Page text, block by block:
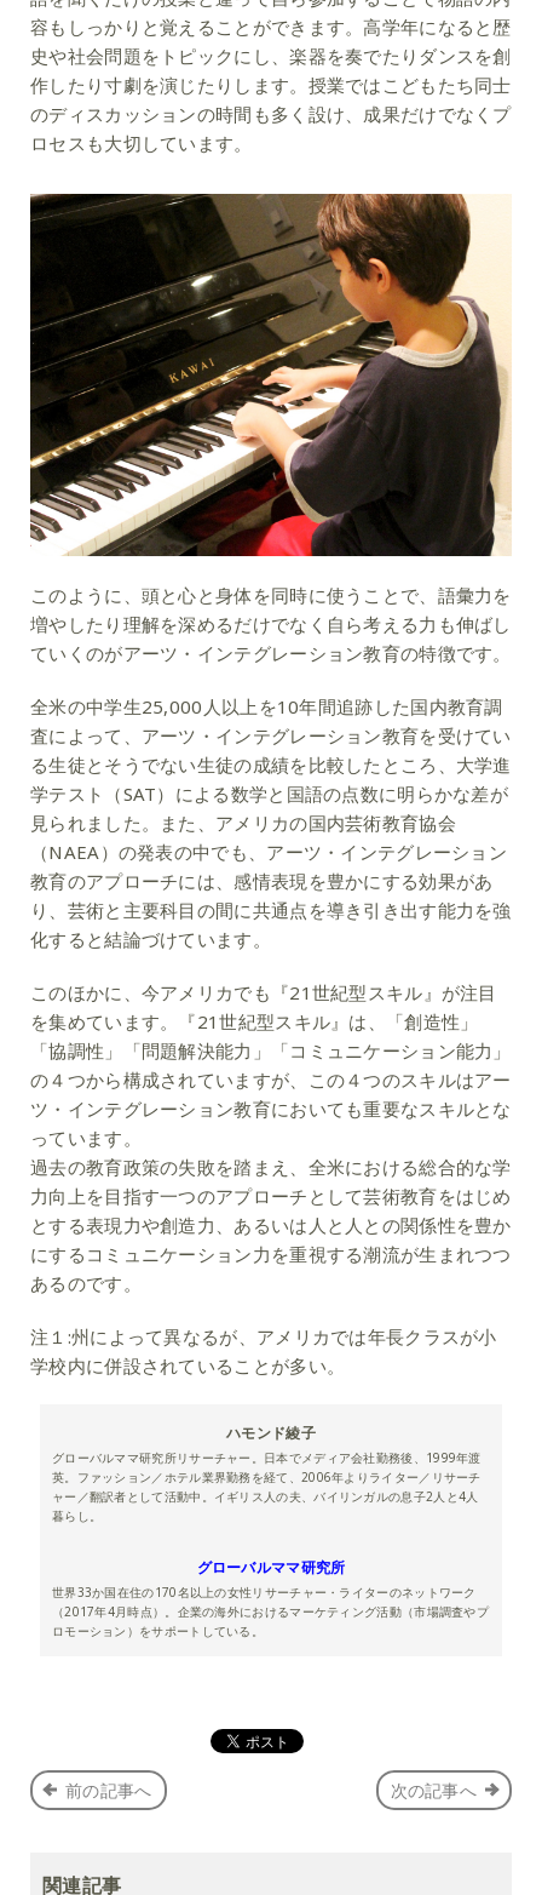
容もしっかりと覚えることができます。高学年になると歴
史や社会問題をトピックにし、楽器を奏でたりダンスを創
作したり寸劇を演じたりします。授業ではこどもたち同士
のディスカッションの時間も多く設け、成果だけでなくプ
ロセスも大切しています。
このように、頭と心と身体を同時に使うことで、語彙力を
増やしたり理解を深めるだけでなく自ら考える力も伸ばし
ていくのがアーツ・インテグレーション教育の特徴です。
全米の中学生25,000人以上を10年間追跡した国内教育調
査によって、アーツ・インテグレーション教育を受けてい
る生徒とそうでない生徒の成績を比較したところ、大学進
学テスト（SAT）による数学と国語の点数に明らかな差が
見られました。また、アメリカの国内芸術教育協会
（NAEA）の発表の中でも、アーツ・インテグレーション
教育のアプローチには、感情表現を豊かにする効果があ
り、芸術と主要科目の間に共通点を導き引き出す能力を強
化すると結論づけています。
このほかに、今アメリカでも『21世紀型スキル』が注目
を集めています。『21世紀型スキル』は、「創造性」
「協調性」「問題解決能力」「コミュニケーション能力」
の４つから構成されていますが、この４つのスキルはアー
ツ・インテグレーション教育においても重要なスキルとな
っています。
過去の教育政策の失敗を踏まえ、全米における総合的な学
力向上を目指す一つのアプローチとして芸術教育をはじめ
とする表現力や創造力、あるいは人と人との関係性を豊か
にするコミュニケーション力を重視する潮流が生まれつつ
あるのです。
注１:州によって異なるが、アメリカでは年長クラスが小
学校内に併設されていることが多い。
ハモンド綾子
グローバルママ研究所リサーチャー。日本でメディア会社勤務後、1999年渡
英。ファッション／ホテル業界勤務を経て、2006年よりライター／リサーチ
ャー／翻訳者として活動中。イギリス人の夫、バイリンガルの息子2人と4人
暮らし。
グローバルママ研究所
世界33か国在住の170名以上の女性リサーチャー・ライターのネットワーク
（2017年4月時点）。企業の海外におけるマーケティング活動（市場調査やプ
ロモーション）をサポートしている。
前の記事へ 次の記事へ
関連記事